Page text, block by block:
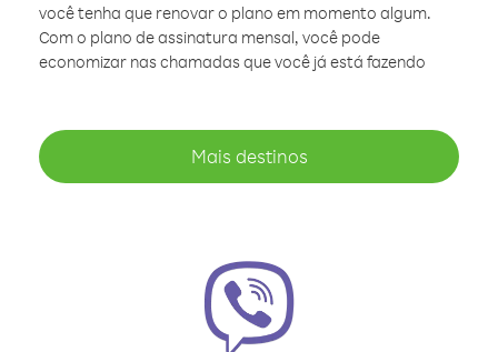
você tenha que renovar o plano em momento algum.
Com o plano de assinatura mensal, você pode
economizar nas chamadas que você já está fazendo
Mais destinos